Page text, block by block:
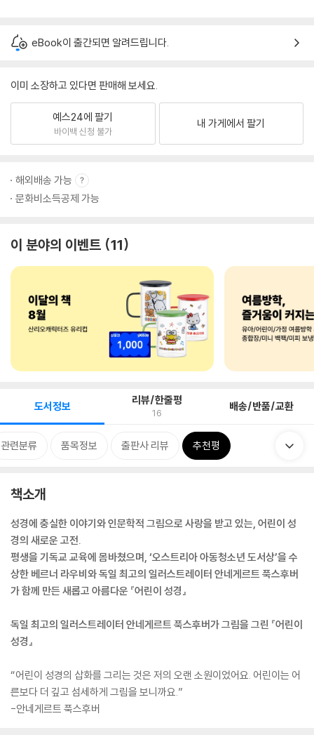
eBook이 출간되면 알려드립니다.
이미 소장하고 있다면 판매해 보세요.
예스24에 팔기
바이백 신청 불가
내 가게에서 팔기
해외배송 가능
문화비소득공제 가능
이 분야의 이벤트 11
도서정보 리뷰/한줄평
16 배송/반품/교환
관련분류 품목정보 출판사 리뷰 추천평
책소개
성경에 충실한 이야기와 인문학적 그림으로 사랑을 받고 있는, 어린이 성
경의 새로운 고전.
평생을 기독교 교육에 몸바쳤으며, ‘오스트리아 아동청소년 도서상’을 수
상한 베르너 라우비와 독일 최고의 일러스트레이터 안네게르트 푹스후버
가 함께 만든 새롭고 아름다운 『어린이 성경』
독일 최고의 일러스트레이터 안네게르트 푹스후버가 그림을 그린 『어린이
성경』
“어린이 성경의 삽화를 그리는 것은 저의 오랜 소원이었어요. 어린이는 어
른보다 더 깊고 섬세하게 그림을 보니까요.”
-안네게르트 푹스후버